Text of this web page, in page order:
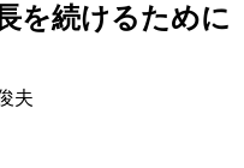
を続けるために
夫